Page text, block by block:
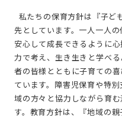
先としています。一人一人
安心して成⻑できるように
力で考え、生き生きと学べ
者の皆様とともに子育ての
ています。障害児保育や特
域の方々と協力しながら育
す。教育方針は、『地域の